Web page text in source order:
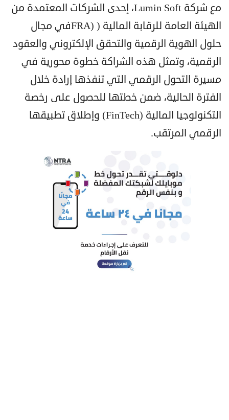
مع شركة Lumin Soft، إحدى الشركات المعتمدة من
الهيئة العامة للرقابة المالية ( (FRAفي مجال
حلول الهوية الرقمية والتحقق الإلكتروني والعقود
الرقمية، وتمثل هذه الشراكة خطوة محورية في
مسيرة التحول الرقمي التي تنفذها إرادة خلال
الفترة الحالية، ضمن خطتها للحصول على رخصة
التكنولوجيا المالية (FinTech) وإطلاق تطبيقها
الرقمي المرتقب.